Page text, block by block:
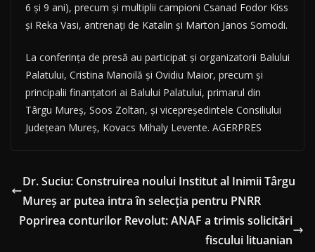
6 şi 9 ani), precum şi multiplii campioni Csanad Fodor Kiss
şi Reka Vasi, antrenaţi de Katalin şi Marton Janos Somodi.
La conferinţa de presă au participat şi organizatorii Balului
Palatului, Cristina Manoilă şi Ovidiu Maior, precum şi
principalii finanţatori ai Balului Palatului, primarul din
Târgu Mureş, Soos Zoltan, şi vicepreşedintele Consiliului
Judeţean Mureş, Kovacs Mihaly Levente. AGERPRES
Dr. Suciu: Construirea noului Institut al Inimii Târgu
Mureş ar putea intra în selecţia pentru PNRR
Poprirea conturilor Revolut: ANAF a trimis solicitări
fiscului lituanian